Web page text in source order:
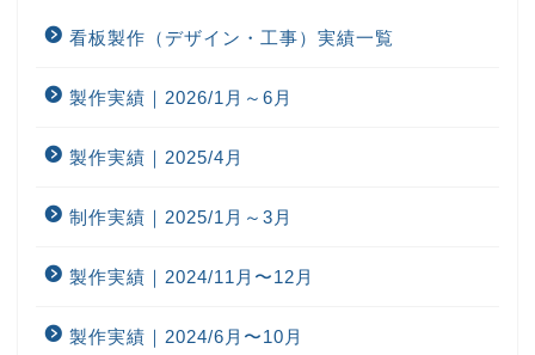
看板製作（デザイン・工事）実績一覧
製作実績｜2026/1月～6月
製作実績｜2025/4月
制作実績｜2025/1月～3月
製作実績｜2024/11月〜12月
製作実績｜2024/6月〜10月